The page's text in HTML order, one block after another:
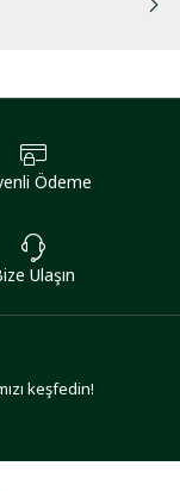
Ödeme
Ulaşın
keşfedin!